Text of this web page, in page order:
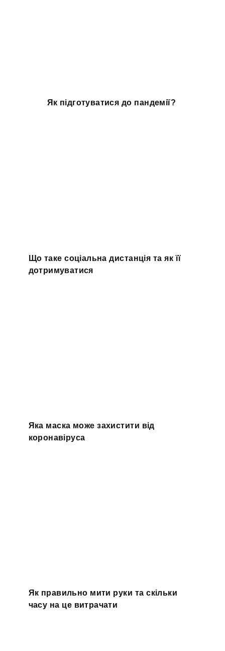
Як підготуватися до пандемії?
Що таке соціальна дистанція та як її
дотримуватися
Яка маска може захистити від
коронавіруса
Як правильно мити руки та скільки
часу на це витрачати